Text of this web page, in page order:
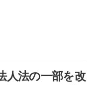
人法の一部を改